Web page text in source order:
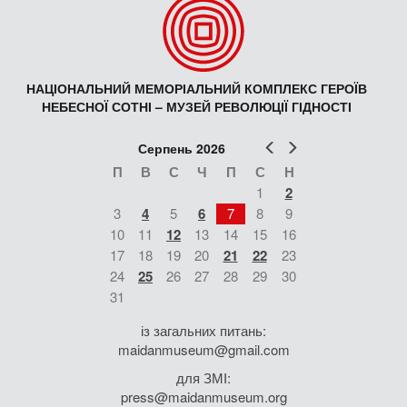
НАЦІОНАЛЬНИЙ МЕМОРІАЛЬНИЙ КОМПЛЕКС ГЕРОЇВ
НЕБЕСНОЇ СОТНІ – МУЗЕЙ РЕВОЛЮЦІЇ ГІДНОСТІ
Попер
Серпень 2026
П В С Ч П С Н
1 2
3 4 5 6 7 8
9
10
11 12 13 14 15
16
17
18 19 20 21 22
23
24
25 26 27 28 29
30
31
із загальних питань:
maidanmuseum@gmail.com
для ЗМІ:
press@maidanmuseum.org